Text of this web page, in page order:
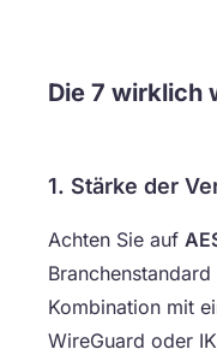
Die 7 wirklich
1. Stärke der
Achten Sie auf
Kombination mit
WireGuard oder